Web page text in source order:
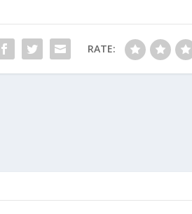
RATE: